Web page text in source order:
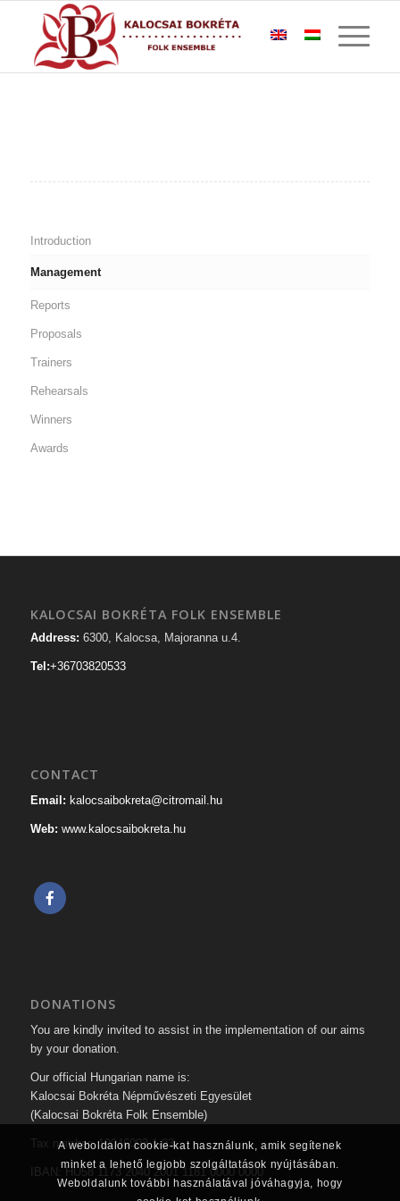
Introduction
Management
Reports
Proposals
Trainers
Rehearsals
Winners
Awards
KALOCSAI BOKRÉTA FOLK ENSEMBLE
Address: 6300, Kalocsa, Majoranna u.4.
Tel:+36703820533
CONTACT
Email: kalocsaibokreta@citromail.hu
Web: www.kalocsaibokreta.hu
DONATIONS
You are kindly invited to assist in the implementation of our aims
by your donation.
Our official Hungarian name is:
Kalocsai Bokréta Népművészeti Egyesület
(Kalocsai Bokréta Folk Ensemble)
Tax number: 19046093-1-03
IBAN: HU58 1173 2040 2001 1181 0000 0000
A weboldalon cookie-kat használunk, amik segítenek
minket a lehető legjobb szolgáltatások nyújtásában.
Weboldalunk további használatával jóváhagyja, hogy